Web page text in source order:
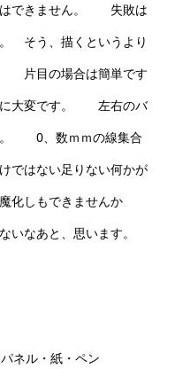
はできません。 失敗は
そう、描くというより
片目の場合は簡単です
に大変です。 左右のバ
。 0、数ｍｍの線集合
ではない足りない何かが
化しもできませんか
いなあと、思います。
ル・紙・ペン